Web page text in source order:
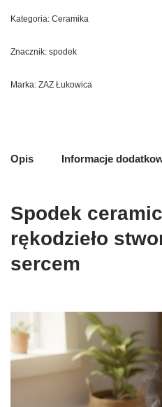
Kategoria: Ceramika
Znacznik: spodek
Marka: ZAZ Łukowica
Opis Informacje
Spodek
rękodzieło
sercem